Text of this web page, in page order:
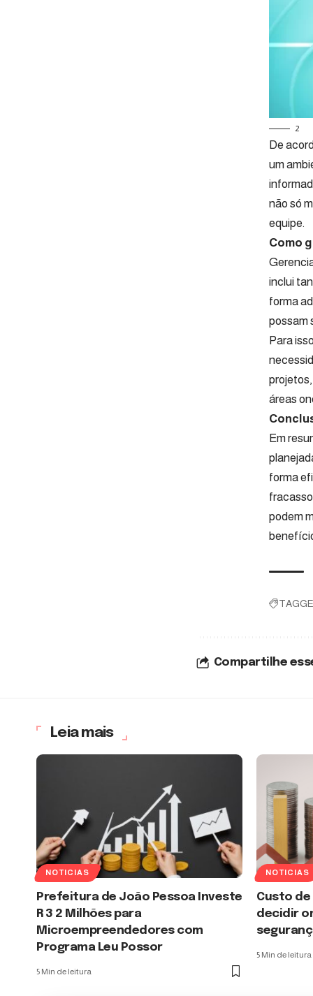
2
De
um
não só
equipe.
Como
inclui
forma
possam
Para
áreas
Em
forma
podem
Compartilhe
Leia mais
NOTICIAS
Prefeitura de João Pessoa Investe
R 3 2 Milhões para
Microempreendedores com
Programa Leu Possor
5 Min de leitura
NOTICIAS
Custo
decidir
5 Min de leitura